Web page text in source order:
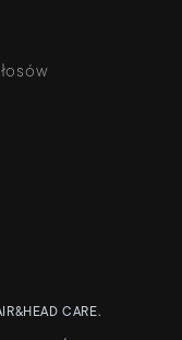
CARE.